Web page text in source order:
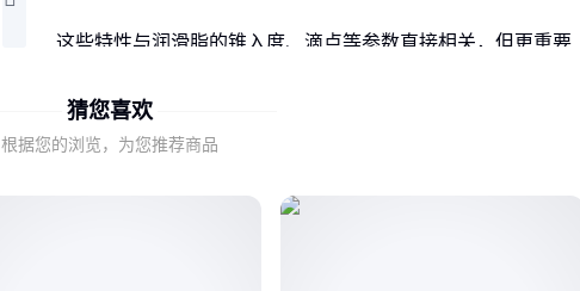
这些特性与润滑脂的锥入度、滴点等参数直接相关，但更重要
以复合锂基为稠化剂的NBU15，其纤维结构能适应高速剪切，
这是它区别于普通锂基脂的核心优势。
二、复合锂基配方如何解决高速润滑难题？
猜您喜欢
根据您的浏览，为您推荐商品